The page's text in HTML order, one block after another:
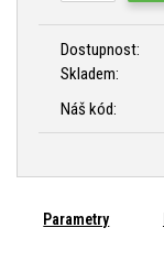
Dostupnost:
Skladem:
Náš kód:
Parametry